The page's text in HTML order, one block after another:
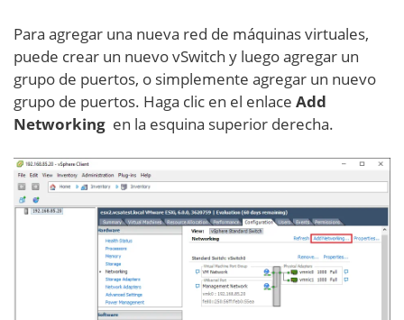
Para agregar una nueva red de máquinas virtuales,
puede crear un nuevo vSwitch y luego agregar un
grupo de puertos, o simplemente agregar un nuevo
grupo de puertos. Haga clic en el enlace Add
Networking en la esquina superior derecha.